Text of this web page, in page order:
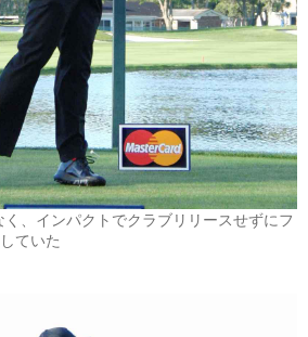
、インパクトでクラブリリースせずにフ
ていた